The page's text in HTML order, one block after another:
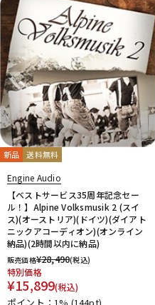
SANWA SUPPLY SENNHEISER
SLATE AUDIO
SlateDigital
Sonic Studio
Sonnox
SSL(Solid State Logic)
stokyo
STREZOV SAMPLING
SYNTHOGY
TAC SYSTEM
TC helicon
Teenage
TOONTRACK
Tracktion
U-Z
UDG u-he（ユーヒー）
unknown
Vital Arts
Waldorf Wave
WAVES
Whirlwind XFER
YAMAHA
ZAOR ZOOM
他
1st PLACE 360 Reality Audio
FREQPORT
cmf by NOTHING
新品 送料無料
Engine Audio
【ベストサービス35周年記念セー
ル！】Alpine Volksmusik 2 (スイ
ス)(オーストリア)(ドイツ)(ダイアト
ニックアコーディオン)(オンライン
納品)(2時間以内に納品)
販売価格¥28,490(税込)
特別価格
¥15,899(税込)